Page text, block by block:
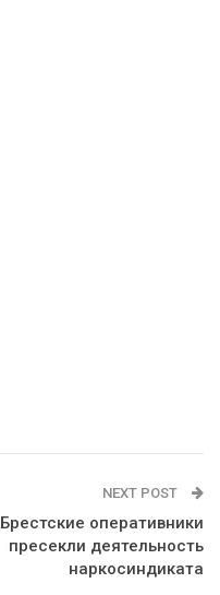
NEXT POST
Брестские оперативники
пресекли деятельность
наркосиндиката